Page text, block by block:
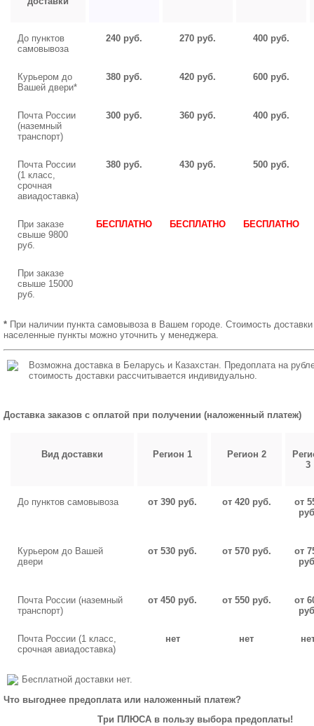
До пунктов
самовывоза
240 руб. 270 руб. 400 руб.
Курьером до
Вашей двери*
380 руб. 420 руб. 600 руб.
Почта России
(наземный
транспорт)
300 руб. 360 руб. 400 руб.
Почта России
(1 класс,
срочная
авиадоставка)
380 руб. 430 руб. 500 руб.
При заказе
свыше 9800
руб.
БЕСПЛАТНО БЕСПЛАТНО БЕСПЛАТНО
При заказе
свыше 15000
руб.
* При наличии пункта самовывоза в Вашем городе. Стоимость доставки
населенные пункты можно уточнить у менеджера.
Возможна доставка в Беларусь и Казахстан. Предоплата на
стоимость доставки рассчитывается индивидуально.
Доставка заказов с оплатой при получении (наложенный платеж)
Вид доставки Регион 1 Регион 2
3
До пунктов самовывоза от 390 руб. от 420 руб.
от
Курьером до Вашей
двери
от 530 руб. от 570 руб.
от
Почта России (наземный
транспорт)
от 450 руб. от 550 руб.
от
Почта России (1 класс,
срочная авиадоставка)
нет нет
Бесплатной доставки нет.
Что выгоднее предоплата или наложенный платеж?
Три ПЛЮСА в пользу выбора предоплаты!